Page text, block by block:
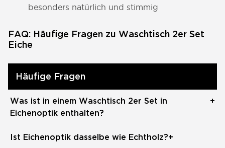
besonders natürlich und stimmig
FAQ: Häufige Fragen zu Waschtisch 2er Set
Eiche
Häufige Fragen
Was ist in einem Waschtisch 2er Set in
Eichenoptik enthalten?
+
Ein Waschtisch 2er Set in Eichenoptik besteht je
nach Ausführung aus einem hängenden
Ist Eichenoptik dasselbe wie Echtholz?+